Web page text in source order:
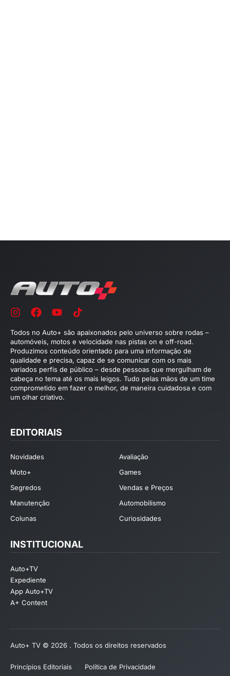
Todos no Auto+ são apaixonados pelo universo sobre rodas –
automóveis, motos e velocidade nas pistas on e off-road.
Produzimos conteúdo orientado para uma informação de
qualidade e precisa, capaz de se comunicar com os mais
variados perfis de público – desde pessoas que mergulham de
cabeça no tema até os mais leigos. Tudo pelas mãos de um time
comprometido em fazer o melhor, de maneira cuidadosa e com
um olhar criativo.
EDITORIAIS
Novidades
Avaliação
Moto+
Games
Segredos
Vendas e Preços
Manutenção
Automobilismo
Colunas
Curiosidades
INSTITUCIONAL
Auto+TV
Expediente
App Auto+TV
A+ Content
Auto+ TV © 2026 . Todos os direitos reservados
Princípios Editoriais
Política de Privacidade